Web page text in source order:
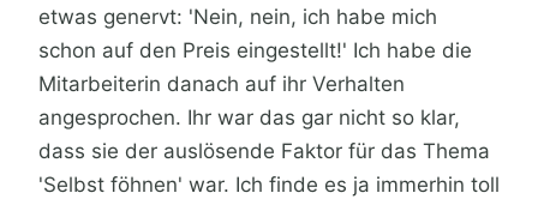
etwas genervt: 'Nein, nein, ich habe mich
schon auf den Preis eingestellt!' Ich habe die
Mitarbeiterin danach auf ihr Verhalten
angesprochen. Ihr war das gar nicht so klar,
dass sie der auslösende Faktor für das Thema
'Selbst föhnen' war. Ich finde es ja immerhin toll